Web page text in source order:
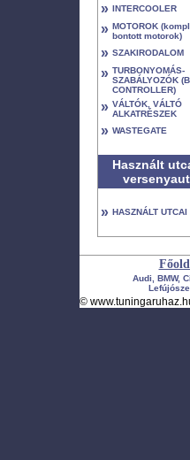
» INTERCOOLER
» MOTOROK
bontott motorok)
» SZAKIRODALOM
» TURBONYOMÁS-
SZABÁLYOZÓK
CONTROLLER)
» VÁLTÓK, VÁLTÓ
ALKATRÉSZEK
» WASTEGATE
Használt
» HASZNÁLT UTCAI
Audi, BMW,
©